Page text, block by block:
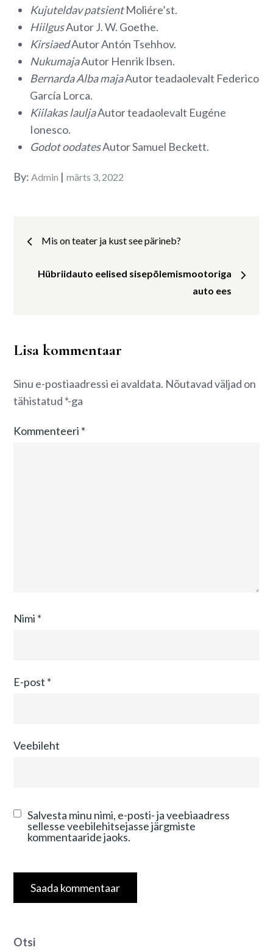
Kujuteldav patsientMoliére’st.
HiilgusAutor J. W. Goethe.
KirsiaedAutor Antón Tsehhov.
NukumajaAutor Henrik Ibsen.
Bernarda Alba majaAutor teadaolevalt Federico
García Lorca.
Kiilakas lauljaAutor teadaolevalt Eugéne
Ionesco.
Godot oodatesAutor Samuel Beckett.
By:Admin
Posted
märts 3, 2022
Navigeerimine
Mis on teater ja kust see pärineb?
Hübriidauto eelised sisepõlemismootoriga
auto ees
Lisa kommentaar
Sinu e-postiaadressi ei avaldata. Nõutavad väljad on
tähistatud *-ga
Kommenteeri *
Nimi *
E-post *
Veebileht
Salvesta minu nimi, e-posti- ja veebiaadress
sellesse veebilehitsejasse järgmiste
kommentaaride jaoks.
Otsi